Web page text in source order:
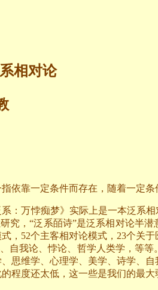
相对论
依靠一定条件而存在，随着一定条
：万悖痴梦》实际上是一本泛系
究，“泛系皕诗”是泛系相对论半
，52个主客相对论模式，23个关
自我论、悖论、哲学人类学，等
思维学、心理学、美学、诗学、
程度还太低，这一些是我们的最大